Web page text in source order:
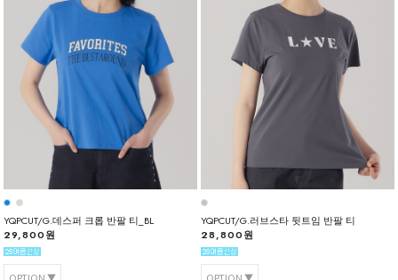
YQPCUT/G.데스퍼 크롭 반팔 티_BL
29,800원
YQPCUT/G.러브스타 뒷트임 반팔 티
28,800원